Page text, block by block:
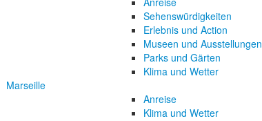
Sehenswürdigkeiten
Erlebnis und Action
Museen und Ausstellungen
Parks und Gärten
Klima und Wetter
Marseille
Anreise
Klima und Wetter